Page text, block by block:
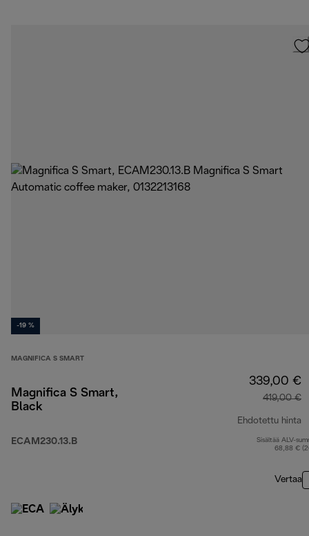
-19 %
MAGNIFICA S SMART
Magnifica S Smart,
Black
ECAM230.13.B
339,00 €
419,00 €
Ehdotettu hinta
Sisältää ALV-
68,88 €
Vertaa